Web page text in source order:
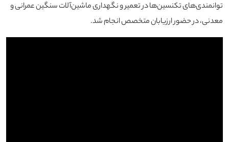
توانمندی‌های تکنسین‌ها در تعمیر و نگهداری ماشین‌آلات سنگین عمرانی و
معدنی، در حضور ارزیابان متخصص انجام شد.